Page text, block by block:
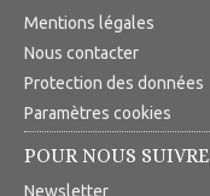
Mentions légales
Nous contacter
Protection des données
Paramètres cookies
POUR NOUS SUIVRE
Newsletter